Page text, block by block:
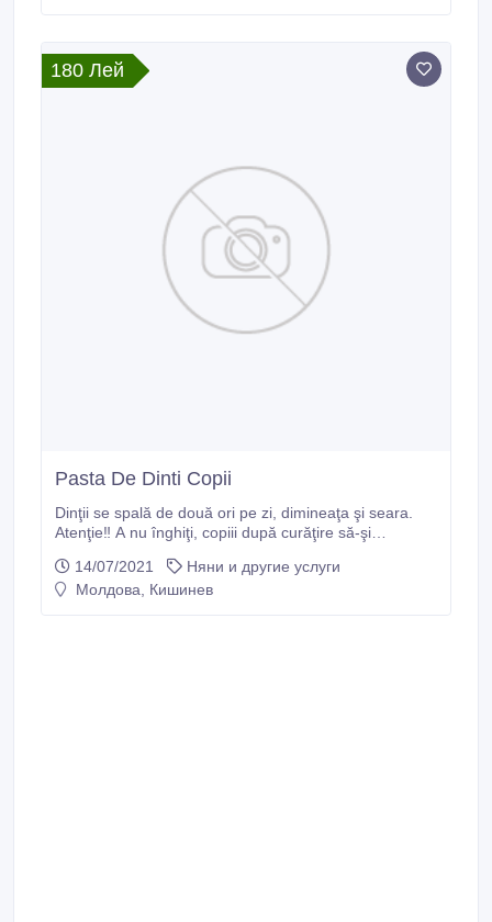
180 Лей
Pasta De Dinti Copii
Dinţii se spală de două ori pe zi, dimineaţa şi seara.
Atenţie‼️ A nu înghiţi, copiii după curăţire să-şi
trebui să se spele pe dinţi sub supravegherea adulţilor.
Pastă de dinţi calitativă este cea de-a doua din două
14/07/2021
Няни и другие услуги
Молдова, Кишинев